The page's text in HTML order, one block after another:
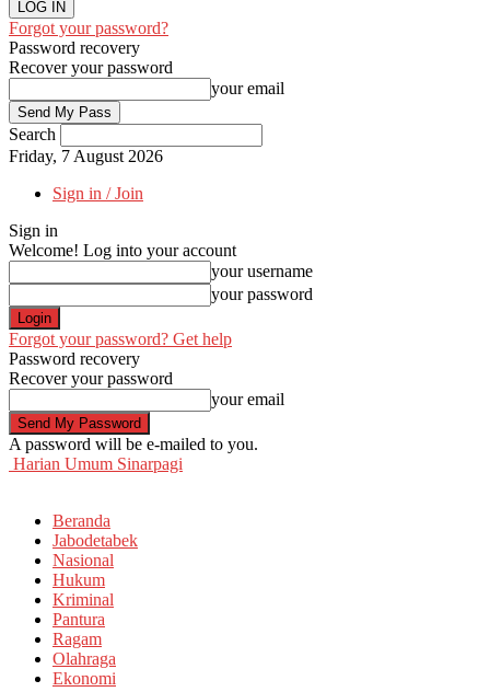
Forgot your password?
Password recovery
Recover your password
your email
Search
Friday, 7 August 2026
Sign in / Join
Sign in
Welcome! Log into your account
your username
your password
Forgot your password? Get help
Password recovery
Recover your password
your email
A password will be e-mailed to you.
Harian Umum Sinarpagi
Beranda
Jabodetabek
Nasional
Hukum
Kriminal
Pantura
Ragam
Olahraga
Ekonomi